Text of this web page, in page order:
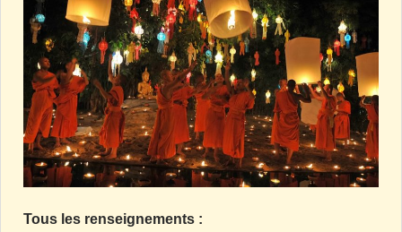
Tous les renseignements :